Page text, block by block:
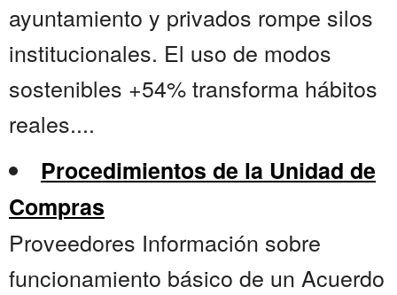
ayuntamiento y privados rompe silos
institucionales. El uso de modos
sostenibles +54% transforma hábitos
reales....
Procedimientos de la Unidad de
Compras
Proveedores Información sobre
funcionamiento básico de un Acuerdo